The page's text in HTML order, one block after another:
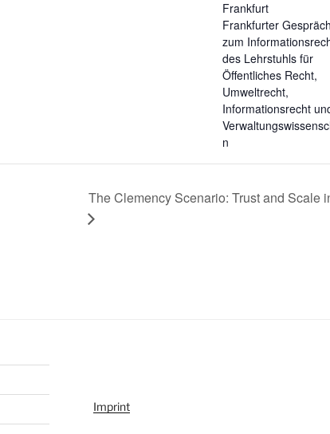
Frankfurt
Frankfurter
zum
des Lehrstuhls für
Öffentliches Recht,
Umweltrecht,
Informationsrecht
n
The Clemency Scenario: Trust and Scale
Imprint